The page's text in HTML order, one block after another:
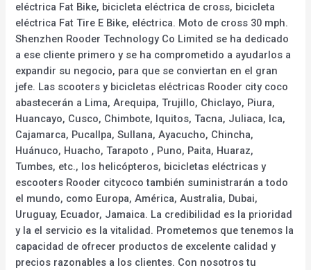
eléctrica Fat Bike, bicicleta eléctrica de cross, bicicleta
eléctrica Fat Tire E Bike, eléctrica. Moto de cross 30 mph.
Shenzhen Rooder Technology Co Limited se ha dedicado
a ese cliente primero y se ha comprometido a ayudarlos a
expandir su negocio, para que se conviertan en el gran
jefe. Las scooters y bicicletas eléctricas Rooder city coco
abastecerán a Lima, Arequipa, Trujillo, Chiclayo, Piura,
Huancayo, Cusco, Chimbote, Iquitos, Tacna, Juliaca, Ica,
Cajamarca, Pucallpa, Sullana, Ayacucho, Chincha,
Huánuco, Huacho, Tarapoto , Puno, Paita, Huaraz,
Tumbes, etc., los helicópteros, bicicletas eléctricas y
escooters Rooder citycoco también suministrarán a todo
el mundo, como Europa, América, Australia, Dubai,
Uruguay, Ecuador, Jamaica. La credibilidad es la prioridad
y la el servicio es la vitalidad. Prometemos que tenemos la
capacidad de ofrecer productos de excelente calidad y
precios razonables a los clientes. Con nosotros tu